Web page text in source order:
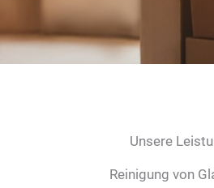
Unsere
Reinigung von